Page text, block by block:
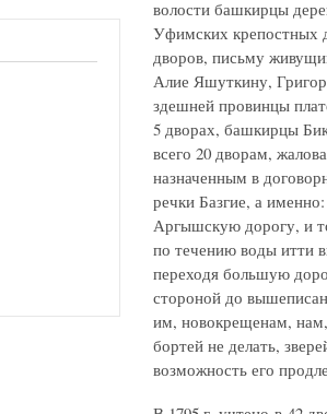
волости башкирцы
Уфимских крепостных
дворов, письму
Алие Яшуткину,
здешней провинцы
5 дворах, башкирцы
всего 20 дворам,
назначенным в
речки Базгие, а
Аргышскую дорогу, и
по течению воды итти
переходя большую
стороной до
им, новокрещенам, нам,
бортей не делать,
возможность его